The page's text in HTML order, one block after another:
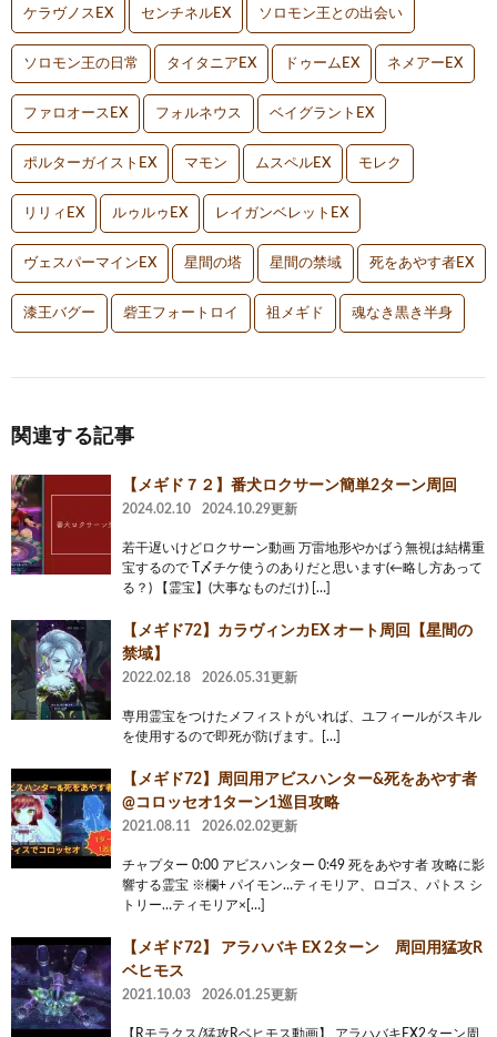
ケラヴノスEX センチネルEX ソロモン王との出会い
ソロモン王の日常 タイタニアEX ドゥームEX ネメアーEX
ファロオースEX フォルネウス ベイグラントEX
ポルターガイストEX マモン ムスペルEX モレク
リリィEX ルゥルゥEX レイガンベレットEX
ヴェスパーマインEX 星間の塔 星間の禁域 死をあやす者EX
漆王バグー 砦王フォートロイ 祖メギド 魂なき黒き半身
関連する記事
【メギド７２】番犬ロクサーン簡単2ターン周回
2024.02.10 2024.10.29更新
若干遅いけどロクサーン動画 万雷地形やかばう無視は結構重
宝するので T〆チケ使うのありだと思います(←略し方あって
る？) 【霊宝】(大事なものだけ) […]
【メギド72】カラヴィンカEX オート周回【星間の
禁域】
2022.02.18 2026.05.31更新
専用霊宝をつけたメフィストがいれば、ユフィールがスキル
を使用するので即死が防げます。[…]
【メギド72】周回用アビスハンター&死をあやす者
@コロッセオ1ターン1巡目攻略
2021.08.11 2026.02.02更新
チャプター 0:00 アビスハンター 0:49 死をあやす者 攻略に影
響する霊宝 ※欄+ パイモン…ティモリア、ロゴス、パトス シ
トリー…ティモリア×[…]
【メギド72】 アラハバキ EX 2ターン 周回用猛攻R
ベヒモス
2021.10.03 2026.01.25更新
【Rモラクス/猛攻Rベヒモス動画】 アラハバキEX2ターン周